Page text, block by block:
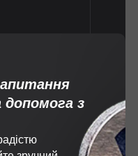
допомога з